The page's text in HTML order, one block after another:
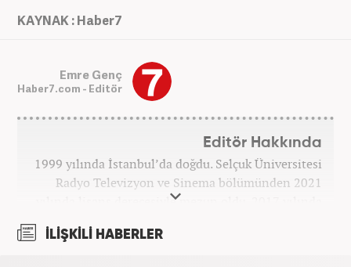
KAYNAK : Haber7
Emre Genç
Haber7.com - Editör
Editör Hakkında
1999 yılında İstanbul’da doğdu. Selçuk Üniversitesi
Radyo Televizyon ve Sinema bölümünden 2021
yılında lisans derecesiyle mezun oldu. 2017 yılında
yıl boyunca spor spikerliği ve muhabirliği
İLİŞKİLİ HABERLER